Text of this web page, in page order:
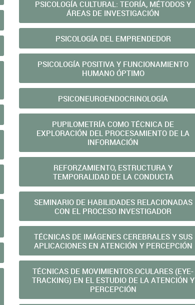
PSICOLOGÍA CULTURAL: TEORÍA, MÉTODOS Y
ÁREAS DE INVESTIGACIÓN
PSICOLOGÍA DEL EMPRENDEDOR
PSICOLOGÍA POSITIVA Y FUNCIONAMIENTO
HUMANO ÓPTIMO
PSICONEUROENDOCRINOLOGÍA
PUPILOMETRÍA COMO TÉCNICA DE
EXPLORACIÓN DEL PROCESAMIENTO DE LA
INFORMACIÓN
REFORZAMIENTO, ESTRUCTURA Y
TEMPORALIDAD DE LA CONDUCTA
SEMINARIO DE HABILIDADES RELACIONADAS
CON EL PROCESO INVESTIGADOR
TÉCNICAS DE IMÁGENES CEREBRALES Y SUS
APLICACIONES EN ATENCIÓN Y PERCEPCIÓN
TÉCNICAS DE MOVIMIENTOS OCULARES (EYE-
TRACKING) EN EL ESTUDIO DE LA ATENCIÓN Y
PERCEPCIÓN